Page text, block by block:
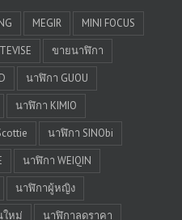
MEGIR
MINI FOCUS
TEVISE
ขายนาฬิกา
นาฬิกา GUOU
นาฬิกา KIMIO
นาฬิกา SINObi
นาฬิกา WEIQIN
นาฬิกาผู้หญิง
ใหม่
นาฬิกาลดราคา